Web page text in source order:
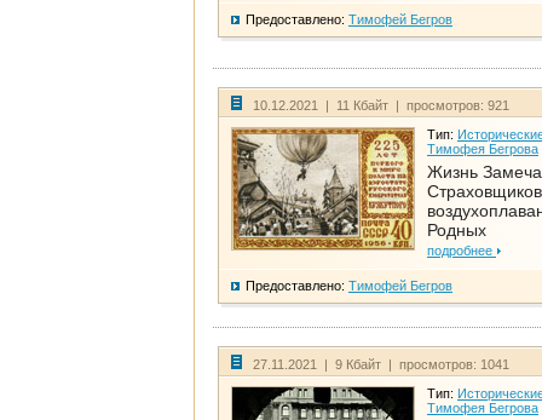
Предоставлено: Тимофей Бегров
10.12.2021 | 11 Кбайт | просмотров: 921
Тип:
Тимофея Бегрова
Жизнь
Родных
подробнее
Предоставлено: Тимофей Бегров
27.11.2021 | 9 Кбайт | просмотров: 1041
Тип:
Тимофея Бегрова